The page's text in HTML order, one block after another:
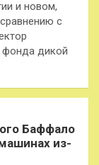
и новом,
с
фонда дикой
Баффало
из-